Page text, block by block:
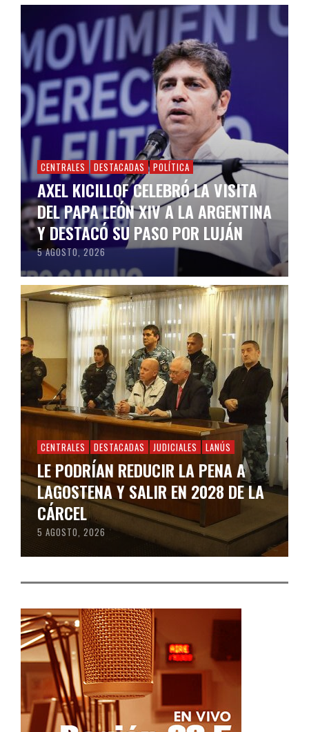
CENTRALES DESTACADAS POLÍTICA
AXEL KICILLOF CELEBRÓ LA VISITA
DEL PAPA LEÓN XIV A LA ARGENTINA
Y DESTACÓ SU PASO POR LUJÁN
5 AGOSTO, 2026
CENTRALES DESTACADAS JUDICIALES LANÚS
LE PODRÍAN REDUCIR LA PENA A
LAGOSTENA Y SALIR EN 2028 DE LA
CÁRCEL
5 AGOSTO, 2026